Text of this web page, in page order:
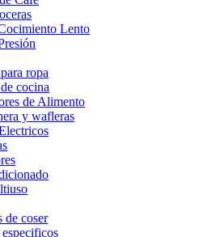
Lento
ropa
cocina
de Alimento
y wafleras
de coser